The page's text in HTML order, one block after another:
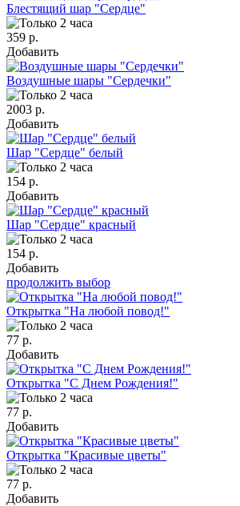
Блестящий шар "Сердце"
359 р.
Добавить
Воздушные шары "Сердечки"
2003 р.
Добавить
Шар "Сердце" белый
154 р.
Добавить
Шар "Сердце" красный
154 р.
Добавить
продолжить выбор
Открытка "На любой повод!"
77 р.
Добавить
Открытка "С Днем Рождения!"
77 р.
Добавить
Открытка "Красивые цветы"
77 р.
Добавить